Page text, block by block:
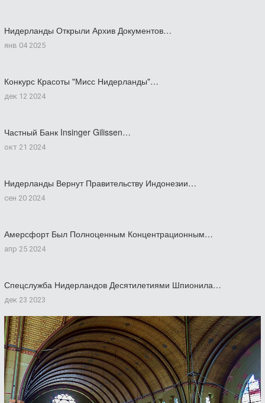
Нидерланды Открыли Архив Документов…
янв 04 2025
Конкурс Красоты "Мисс Нидерланды"…
дек 12 2024
Частный Банк Insinger Gilissen…
окт 21 2024
Нидерланды Вернут Правительству Индонезии…
сен 20 2024
Амерсфорт Был Полноценным Концентрационным…
апр 25 2024
Спецслужба Нидерландов Десятилетиями Шпионила…
дек 23 2023